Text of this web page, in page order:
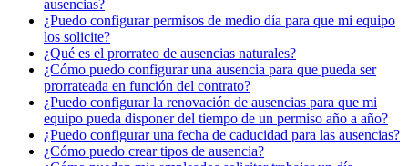
ausencias?
¿Puedo configurar permisos de medio día para que mi equipo
los solicite?
¿Qué es el prorrateo de ausencias naturales?
¿Cómo puedo configurar una ausencia para que pueda ser
prorrateada en función del contrato?
¿Puedo configurar la renovación de ausencias para que mi
equipo pueda disponer del tiempo de un permiso año a año?
¿Puedo configurar una fecha de caducidad para las ausencias?
¿Cómo puedo crear tipos de ausencia?